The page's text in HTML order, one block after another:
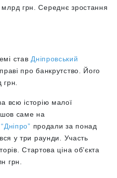
грн. Середнє зростання
став Дніпровський
про банкрутство. Його
всю історію малої
саме на
продали за понад
у три раунди. Участь
Стартова ціна об’єкта
грн.